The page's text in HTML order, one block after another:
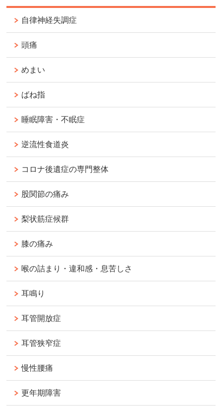
自律神経失調症
頭痛
めまい
ばね指
睡眠障害・不眠症
逆流性食道炎
コロナ後遺症の専門整体
股関節の痛み
梨状筋症候群
膝の痛み
喉の詰まり・違和感・息苦しさ
耳鳴り
耳管開放症
耳管狭窄症
慢性腰痛
更年期障害